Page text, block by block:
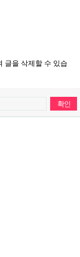
글을 삭제할 수 있습